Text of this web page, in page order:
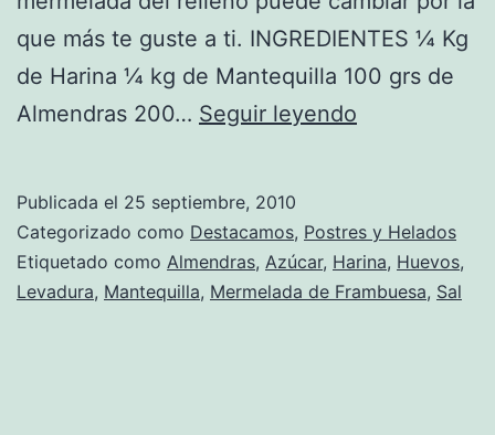
que más te guste a ti. INGREDIENTES ¼ Kg
de Harina ¼ kg de Mantequilla 100 grs de
Almendras 200… Seguir leyendo
Vasco
Publicada el 25 septiembre, 2010
Categorizado como Destacamos, Postres y Helados
Etiquetado como Almendras, Azúcar, Harina, Huevos,
Levadura, Mantequilla, Mermelada de Frambuesa, Sal